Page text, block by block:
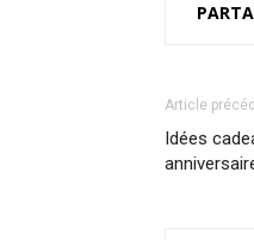
Article
Idées